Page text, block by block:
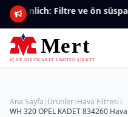
Ana Sayfa Ürünler Hava Filtresi
WH 320 OPEL KADET 834260